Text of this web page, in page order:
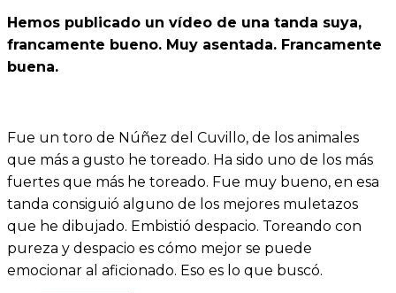
Hemos publicado un vídeo de una tanda suya,
francamente bueno. Muy asentada. Francamente
buena.
Fue un toro de Núñez del Cuvillo, de los animales
que más a gusto he toreado. Ha sido uno de los más
fuertes que más he toreado. Fue muy bueno, en esa
tanda consiguió alguno de los mejores muletazos
que he dibujado. Embistió despacio. Toreando con
pureza y despacio es cómo mejor se puede
emocionar al aficionado. Eso es lo que buscó.